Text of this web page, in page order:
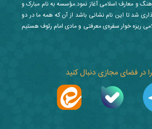
در فضای مجازی دنبال کنید
فرهنگ و معارف اسلامی آغاز نمود.مؤسسه به نام مبارک و
شد تا این نام نشانی باشد از آن که همه ما در دو
ریزه خوار سفره‌ی معرفتی و مادی امام رئوف هستیم